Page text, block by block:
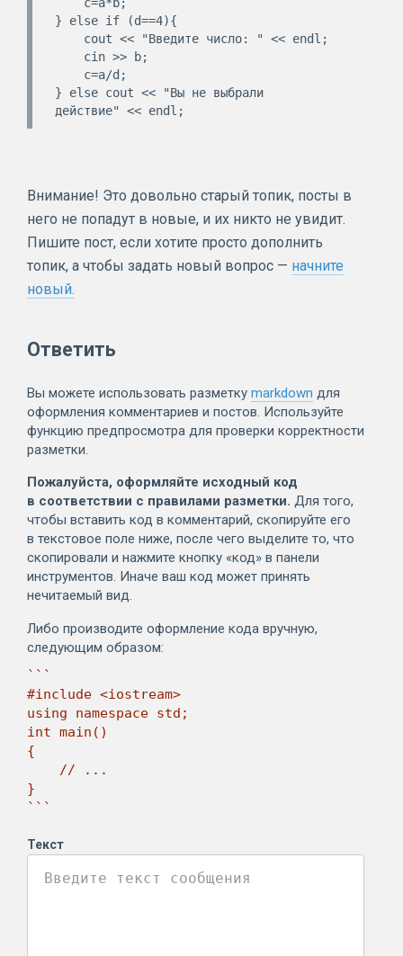
} else if (d==4){
} else cout << "Вы не выбрали
Внимание! Это довольно старый топик, посты в
него не попадут в новые, и их никто не увидит.
Пишите пост, если хотите просто дополнить
топик, а чтобы задать новый вопрос — начните
новый.
Ответить
Вы можете использовать разметку markdown для
оформления комментариев и постов. Используйте
функцию предпросмотра для проверки корректности
разметки.
Пожалуйста, оформляйте исходный код
в соответствии с правилами разметки. Для того,
чтобы вставить код в комментарий, скопируйте его
в текстовое поле ниже, после чего выделите то, что
скопировали и нажмите кнопку «код» в панели
инструментов. Иначе ваш код может принять
нечитаемый вид.
Либо производите оформление кода вручную,
следующим образом:
```
#include <iostream>
using namespace std;
int main()
{
}
```
Текст